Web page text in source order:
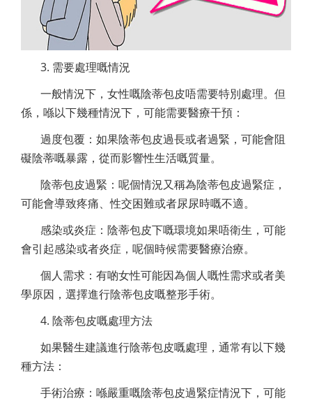
3. 需要處理嘅情況
一般情況下，女性嘅陰蒂包皮唔需要特別處理。但
係，喺以下幾種情況下，可能需要醫療干預：
過度包覆：如果陰蒂包皮過長或者過緊，可能會阻
礙陰蒂嘅暴露，從而影響性生活嘅質量。
陰蒂包皮過緊：呢個情況又稱為陰蒂包皮過緊症，
可能會導致疼痛、性交困難或者尿尿時嘅不適。
感染或炎症：陰蒂包皮下嘅環境如果唔衛生，可能
會引起感染或者炎症，呢個時候需要醫療治療。
個人需求：有啲女性可能因為個人嘅性需求或者美
學原因，選擇進行陰蒂包皮嘅整形手術。
4. 陰蒂包皮嘅處理方法
如果醫生建議進行陰蒂包皮嘅處理，通常有以下幾
種方法：
手術治療：喺嚴重嘅陰蒂包皮過緊症情況下，可能